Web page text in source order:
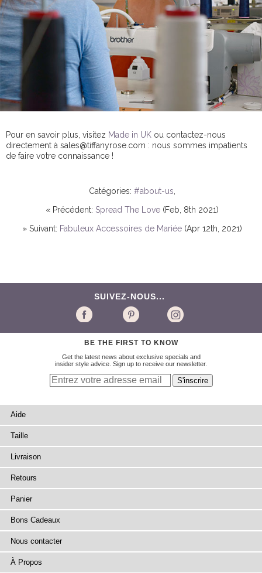
Pour en savoir plus, visitez Made in UK ou contactez-nous
directement à sales@tiffanyrose.com : nous sommes impatients
de faire votre connaissance !
Catégories: #about-us
« Précédent: Spread The Love(Feb, 8th 2021)
» Suivant: Fabuleux Accessoires de Mariée(Apr 12th, 2021)
SUIVEZ-NOUS...
BE THE FIRST TO KNOW
Get the latest news about exclusive specials and
insider style advice. Sign up to receive our newsletter.
Aide
Taille
Livraison
Retours
Panier
Bons Cadeaux
Nous contacter
À Propos